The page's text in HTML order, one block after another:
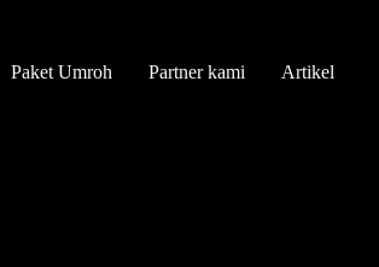
Paket Umroh Partner kami Artikel